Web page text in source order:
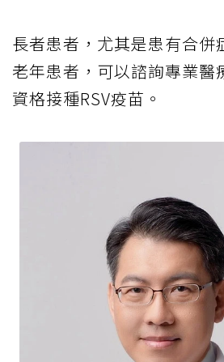
長者患者，尤其是患有合併
老年患者，可以諮詢專業醫
資格接種RSV疫苗。